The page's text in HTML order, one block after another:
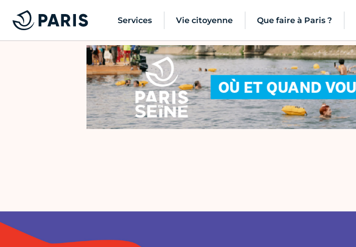
Services Vie citoyenne Que faire à Paris ?